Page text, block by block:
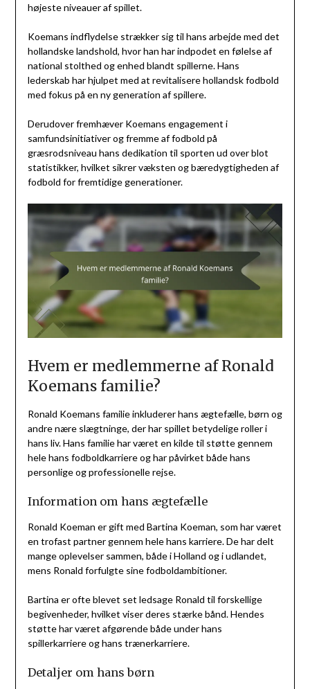
højeste niveauer af spillet.
Koemans indflydelse strækker sig til hans arbejde med det
hollandske landshold, hvor han har indpodet en følelse af
national stolthed og enhed blandt spillerne. Hans
lederskab har hjulpet med at revitalisere hollandsk fodbold
med fokus på en ny generation af spillere.
Derudover fremhæver Koemans engagement i
samfundsinitiativer og fremme af fodbold på
græsrodsniveau hans dedikation til sporten ud over blot
statistikker, hvilket sikrer væksten og bæredygtigheden af
fodbold for fremtidige generationer.
Hvem er medlemmerne af Ronald
Koemans familie?
Ronald Koemans familie inkluderer hans ægtefælle, børn og
andre nære slægtninge, der har spillet betydelige roller i
hans liv. Hans familie har været en kilde til støtte gennem
hele hans fodboldkarriere og har påvirket både hans
personlige og professionelle rejse.
Information om hans ægtefælle
Ronald Koeman er gift med Bartina Koeman, som har været
en trofast partner gennem hele hans karriere. De har delt
mange oplevelser sammen, både i Holland og i udlandet,
mens Ronald forfulgte sine fodboldambitioner.
Bartina er ofte blevet set ledsage Ronald til forskellige
begivenheder, hvilket viser deres stærke bånd. Hendes
støtte har været afgørende både under hans
spillerkarriere og hans trænerkarriere.
Detaljer om hans børn